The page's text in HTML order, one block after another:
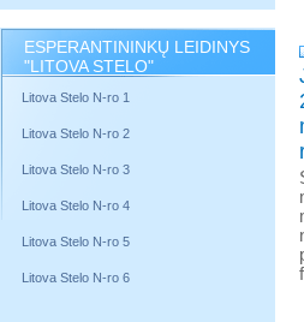
ESPERANTININKŲ LEIDINYS
"LITOVA STELO"
Litova Stelo N-ro 1
Litova Stelo N-ro 2
Litova Stelo N-ro 3
Litova Stelo N-ro 4
Litova Stelo N-ro 5
Litova Stelo N-ro 6